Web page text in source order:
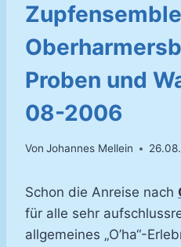
Proben und
08-2006
Von Johannes Mellein
Schon die Anreise nach
für alle sehr
allgemeines „O’ha“-